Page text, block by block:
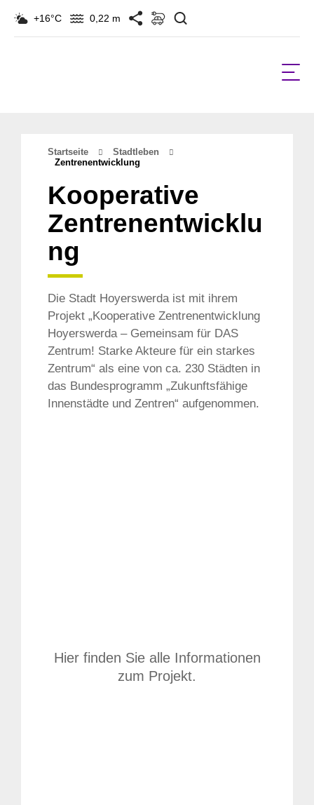
+16°C 0,22 m
Startseite
Stadtleben
Zentrenentwicklung
Kooperative
Zentrenentwicklu
ng
Die Stadt Hoyerswerda ist mit ihrem
Projekt „Kooperative Zentrenentwicklung
Hoyerswerda – Gemeinsam für DAS
Zentrum! Starke Akteure für ein starkes
Zentrum“ als eine von ca. 230 Städten in
das Bundesprogramm „Zukunftsfähige
Innenstädte und Zentren“ aufgenommen.
Hier finden Sie alle Informationen
zum Projekt.